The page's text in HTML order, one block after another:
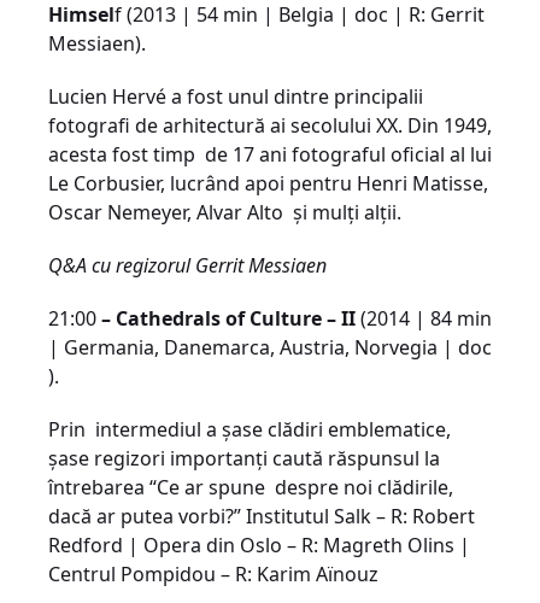
Himself (2013 | 54 min | Belgia | doc | R: Gerrit
Messiaen).
Lucien Hervé a fost unul dintre principalii
fotografi de arhitectură ai secolului XX. Din 1949,
acesta fost timp de 17 ani fotograful oficial al lui
Le Corbusier, lucrând apoi pentru Henri Matisse,
Oscar Nemeyer, Alvar Alto și mulți alții.
Q&A cu regizorul Gerrit Messiaen
21:00– Cathedrals of Culture – II(2014 | 84 min
| Germania, Danemarca, Austria, Norvegia | doc
).
Prin intermediul a şase clădiri emblematice,
şase regizori importanţi caută răspunsul la
întrebarea “Ce ar spune despre noi clădirile,
dacă ar putea vorbi?” Institutul Salk – R: Robert
Redford | Opera din Oslo – R: Magreth Olins |
Centrul Pompidou – R: Karim Aïnouz